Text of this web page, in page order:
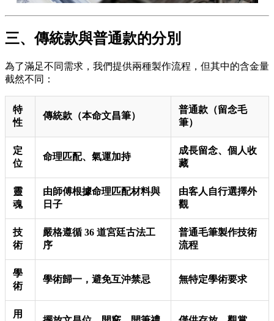
三、傳統款與普通款的分別
為了滿足不同需求，我們提供兩種製作流程，但其中的含金量
截然不同：
特
性
傳統款（本命文昌筆）
普通款（留念毛
筆）
定
位
命理匹配、氣運加持
成長留念、個人收
藏
靈
魂
由師傅根據命理匹配材料與
日子
由客人自行選擇外
觀
技
術
嚴格遵循 36 道宮廷古法工
序
普通毛筆製作技術
流程
學
術
學術歸一，避免互沖禁忌 無特定學術要求
用